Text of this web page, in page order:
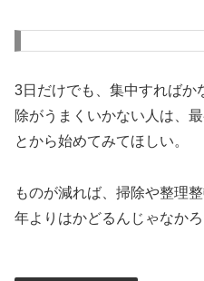
3日だけでも、集中すればか
除がうまくいかない人は、
とから始めてみてほしい。
ものが減れば、掃除や整理
年よりはかどるんじゃなかろ